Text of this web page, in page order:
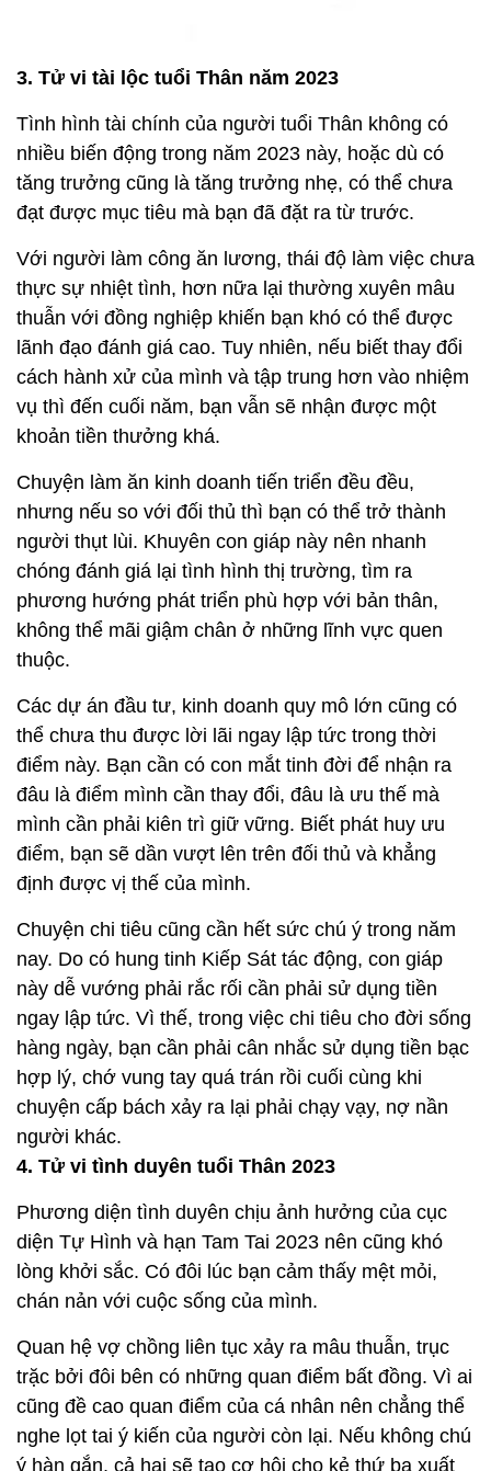
3. Tử vi tài lộc tuổi Thân năm 2023
Tình hình tài chính của người tuổi Thân không có
nhiều biến động trong năm 2023 này, hoặc dù có
tăng trưởng cũng là tăng trưởng nhẹ, có thể chưa
đạt được mục tiêu mà bạn đã đặt ra từ trước.
Với người làm công ăn lương, thái độ làm việc chưa
thực sự nhiệt tình, hơn nữa lại thường xuyên mâu
thuẫn với đồng nghiệp khiến bạn khó có thể được
lãnh đạo đánh giá cao. Tuy nhiên, nếu biết thay đổi
cách hành xử của mình và tập trung hơn vào nhiệm
vụ thì đến cuối năm, bạn vẫn sẽ nhận được một
khoản tiền thưởng khá.
Chuyện làm ăn kinh doanh tiến triển đều đều,
nhưng nếu so với đối thủ thì bạn có thể trở thành
người thụt lùi. Khuyên con giáp này nên nhanh
chóng đánh giá lại tình hình thị trường, tìm ra
phương hướng phát triển phù hợp với bản thân,
không thể mãi giậm chân ở những lĩnh vực quen
thuộc.
Các dự án đầu tư, kinh doanh quy mô lớn cũng có
thể chưa thu được lời lãi ngay lập tức trong thời
điểm này. Bạn cần có con mắt tinh đời để nhận ra
đâu là điểm mình cần thay đổi, đâu là ưu thế mà
mình cần phải kiên trì giữ vững. Biết phát huy ưu
điểm, bạn sẽ dần vượt lên trên đối thủ và khẳng
định được vị thế của mình.
Chuyện chi tiêu cũng cần hết sức chú ý trong năm
nay. Do có hung tinh Kiếp Sát tác động, con giáp
này dễ vướng phải rắc rối cần phải sử dụng tiền
ngay lập tức. Vì thế, trong việc chi tiêu cho đời sống
hàng ngày, bạn cần phải cân nhắc sử dụng tiền bạc
hợp lý, chớ vung tay quá trán rồi cuối cùng khi
chuyện cấp bách xảy ra lại phải chạy vạy, nợ nần
người khác.
4. Tử vi tình duyên tuổi Thân 2023
Phương diện tình duyên chịu ảnh hưởng của cục
diện Tự Hình và hạn Tam Tai 2023 nên cũng khó
lòng khởi sắc. Có đôi lúc bạn cảm thấy mệt mỏi,
chán nản với cuộc sống của mình.
Quan hệ vợ chồng liên tục xảy ra mâu thuẫn, trục
trặc bởi đôi bên có những quan điểm bất đồng. Vì ai
cũng đề cao quan điểm của cá nhân nên chẳng thể
nghe lọt tai ý kiến của người còn lại. Nếu không chú
ý hàn gắn, cả hai sẽ tạo cơ hội cho kẻ thứ ba xuất